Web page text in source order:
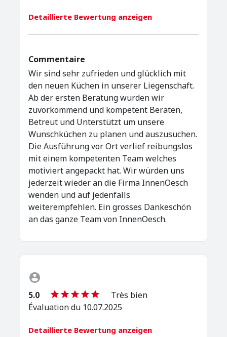
Detaillierte Bewertung anzeigen
Commentaire
Wir sind sehr zufrieden und glücklich mit
den neuen Küchen in unserer Liegenschaft.
Ab der ersten Beratung wurden wir
zuvorkommend und kompetent Beraten,
Betreut und Unterstützt um unsere
Wunschküchen zu planen und auszusuchen.
Die Ausführung vor Ort verlief reibungslos
mit einem kompetenten Team welches
motiviert angepackt hat. Wir würden uns
jederzeit wieder an die Firma InnenOesch
wenden und auf jedenfalls
weiterempfehlen. Ein grosses Dankeschön
an das ganze Team von InnenOesch.
5.0
Très bien
Évaluation du 10.07.2025
Detaillierte Bewertung anzeigen